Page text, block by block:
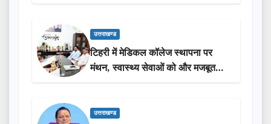
उत्तराखण्ड
टिहरी में मेडिकल कॉलेज स्थापना पर
मंथन, स्वास्थ्य सेवाओं को और मजबूत
करेगी सरकार: मुख्यमंत्री धामी…
उत्तराखण्ड